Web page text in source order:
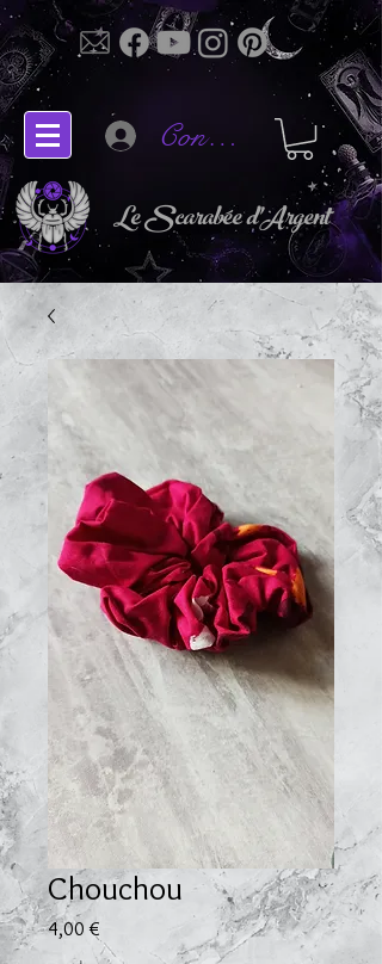
Connectez-vous
Le Scarabée d'Argent
Chouchou
4,00 €